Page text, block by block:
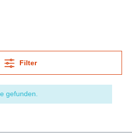
Filter
gefunden.